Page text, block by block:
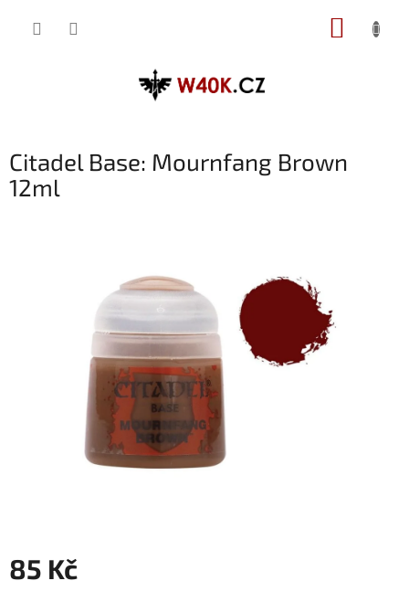
Citadel Base: Mournfang Brown
12ml
85 Kč